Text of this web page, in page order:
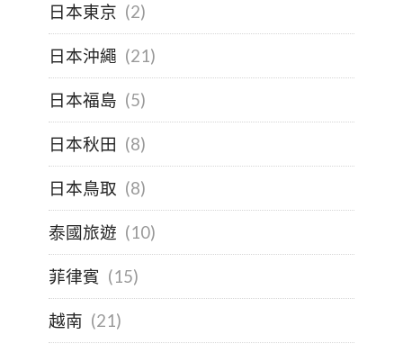
日本東京 (2)
日本沖繩 (21)
日本福島 (5)
日本秋田 (8)
日本鳥取 (8)
泰國旅遊 (10)
菲律賓 (15)
越南 (21)